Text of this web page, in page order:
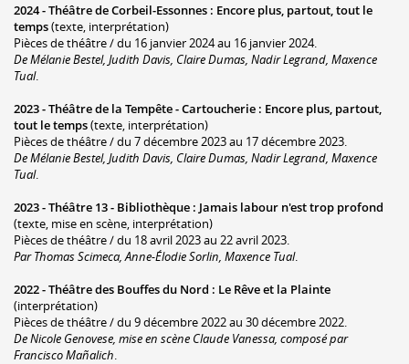
2024 -Théâtre de Corbeil-Essonnes : Encore plus, partout, tout le
temps(texte, interprétation)
Pièces de théâtre / du 16 janvier 2024 au 16 janvier 2024.
De Mélanie Bestel, Judith Davis, Claire Dumas, Nadir Legrand, Maxence
Tual.
2023 -Théâtre de la Tempête - Cartoucherie : Encore plus, partout,
tout le temps(texte, interprétation)
Pièces de théâtre / du 7 décembre 2023 au 17 décembre 2023.
De Mélanie Bestel, Judith Davis, Claire Dumas, Nadir Legrand, Maxence
Tual.
2023 -Théâtre 13 - Bibliothèque : Jamais labour n'est trop profond
(texte, mise en scène, interprétation)
Pièces de théâtre / du 18 avril 2023 au 22 avril 2023.
Par Thomas Scimeca, Anne-Élodie Sorlin, Maxence Tual.
2022 -Théâtre des Bouffes du Nord : Le Rêve et la Plainte
(interprétation)
Pièces de théâtre / du 9 décembre 2022 au 30 décembre 2022.
De Nicole Genovese, mise en scène Claude Vanessa, composé par
Francisco Mañalich.